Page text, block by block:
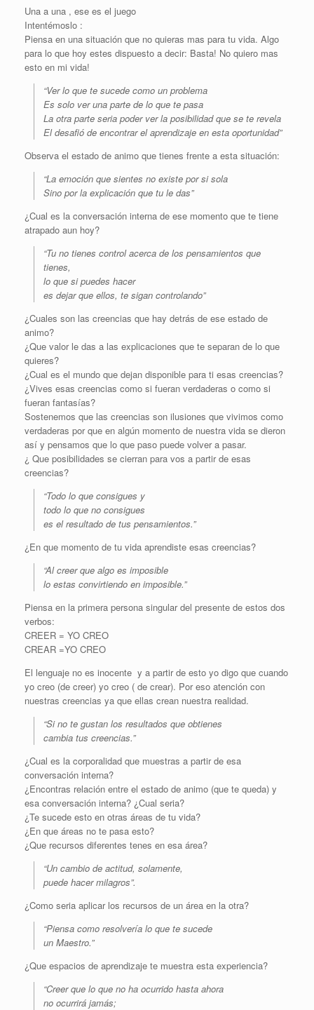
Una a una , ese es el juego
Intentémoslo :
Piensa en una situación que no quieras mas para tu vida. Algo
para lo que hoy estes dispuesto a decir: Basta! No quiero mas
esto en mi vida!
“Ver lo que te sucede como un problema
Es solo ver una parte de lo que te pasa
La otra parte seria poder ver la posibilidad que se te revela
El desafió de encontrar el aprendizaje en esta oportunidad”
Observa el estado de animo que tienes frente a esta situación:
“La emoción que sientes no existe por si sola
Sino por la explicación que tu le das”
¿Cual es la conversación interna de ese momento que te tiene
atrapado aun hoy?
“Tu no tienes control acerca de los pensamientos que
tienes,
lo que si puedes hacer
es dejar que ellos, te sigan controlando”
¿Cuales son las creencias que hay detrás de ese estado de
animo?
¿Que valor le das a las explicaciones que te separan de lo que
quieres?
¿Cual es el mundo que dejan disponible para ti esas creencias?
¿Vives esas creencias como si fueran verdaderas o como si
fueran fantasías?
Sostenemos que las creencias son ilusiones que vivimos como
verdaderas por que en algún momento de nuestra vida se dieron
así y pensamos que lo que paso puede volver a pasar.
¿ Que posibilidades se cierran para vos a partir de esas
creencias?
“Todo lo que consigues y
todo lo que no consigues
es el resultado de tus pensamientos.”
¿En que momento de tu vida aprendiste esas creencias?
“Al creer que algo es imposible
lo estas convirtiendo en imposible.”
Piensa en la primera persona singular del presente de estos dos
verbos:
CREER = YO CREO
CREAR =YO CREO
El lenguaje no es inocente y a partir de esto yo digo que cuando
yo creo (de creer) yo creo ( de crear). Por eso atención con
nuestras creencias ya que ellas crean nuestra realidad.
“Si no te gustan los resultados que obtienes
cambia tus creencias.”
¿Cual es la corporalidad que muestras a partir de esa
conversación interna?
¿Encontras relación entre el estado de animo (que te queda) y
esa conversación interna? ¿Cual seria?
¿Te sucede esto en otras áreas de tu vida?
¿En que áreas no te pasa esto?
¿Que recursos diferentes tenes en esa área?
“Un cambio de actitud, solamente,
puede hacer milagros”.
¿Como seria aplicar los recursos de un área en la otra?
“Piensa como resolvería lo que te sucede
un Maestro.”
¿Que espacios de aprendizaje te muestra esta experiencia?
“Creer que lo que no ha ocurrido hasta ahora
no ocurrirá jamás;